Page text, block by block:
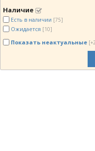
Наличие
Есть в наличии [75]
Ожидается [10]
Показать неактуальные